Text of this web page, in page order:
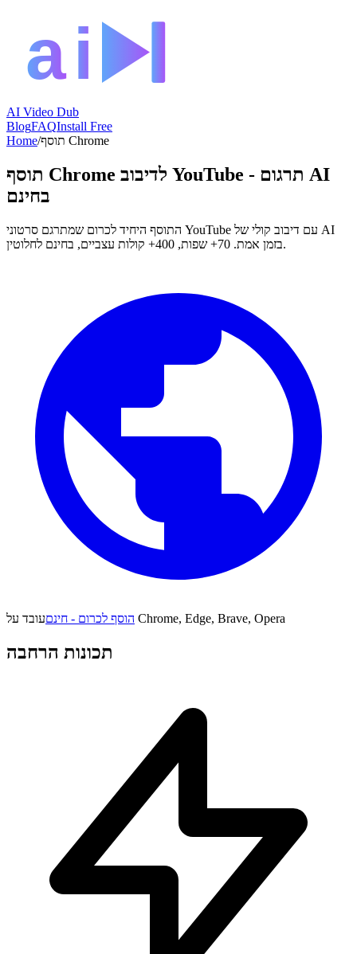
AI Video Dub
BlogFAQInstall Free
Home/ תוסף Chrome
תוסף Chrome לדיבוב YouTube - תרגום AI
בחינם
התוסף היחיד לכרום שמתרגם סרטוני YouTube עם דיבוב קולי של AI
בזמן אמת. 70+ שפות, 400+ קולות עצביים, בחינם לחלוטין.
הוסף לכרום - חינם עובד על Chrome, Edge, Brave, Opera
תכונות הרחבה